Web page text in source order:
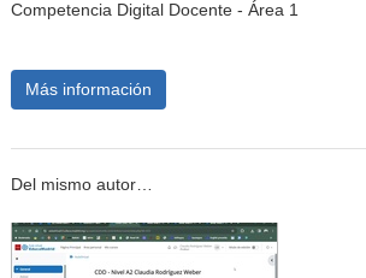
Competencia Digital Docente - Área 1
Más información
Del mismo autor…